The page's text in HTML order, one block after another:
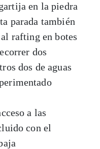
en la piedra
parada también
rafting en botes
dos
dos de aguas
a las
con el